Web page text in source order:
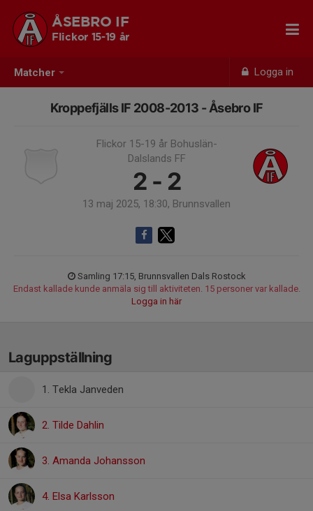
Matcher Logga in
ÅSEBRO IF
Flickor 15-19 år
Kroppefjälls IF 2008-2013 - Åsebro IF
Flickor 15-19 år Bohuslän-
Dalslands FF
2 - 2
13 maj 2025, 18:30, Brunnsvallen
Samling 17:15, Brunnsvallen Dals Rostock
Endast kallade kunde anmäla sig till aktiviteten. 15 personer var kallade.
Logga in här
Laguppställning
1. Tekla Janveden
2. Tilde Dahlin
3. Amanda Johansson
4. Elsa Karlsson